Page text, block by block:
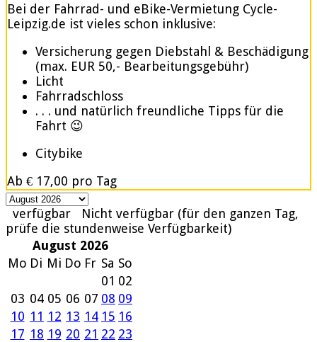
Bei der Fahrrad- und eBike-Vermietung Cycle-
Leipzig.de ist vieles schon inklusive:
Versicherung gegen Diebstahl & Beschädigung
(max. EUR 50,- Bearbeitungsgebühr)
Licht
Fahrradschloss
. . . und natürlich freundliche Tipps für die
Fahrt 😉
Citybike
Ab € 17,00 pro Tag
verfügbar
Nicht verfügbar (für den ganzen Tag,
prüfe die stundenweise Verfügbarkeit)
August 2026
Mo Di Mi Do Fr Sa So
01 02
03 04 05 06 07 08 09
10 11 12 13 14 15 16
17 18 19 20 21 22 23